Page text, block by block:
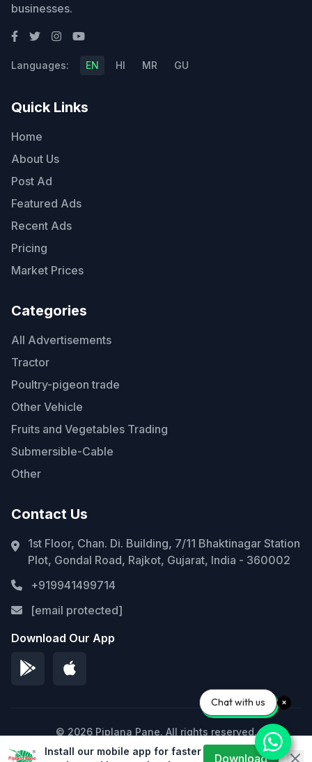
businesses.
Languages: EN HI MR GU
Quick Links
Home
About Us
Post Ad
Featured Ads
Recent Ads
Pricing
Market Prices
Categories
All Advertisements
Tractor
Poultry-pigeon trade
Other Vehicle
Fruits and Vegetables Trading
Submersible-Cable
Other
Contact Us
1st Floor, Chan. Di. Building, 7/11 Bhaktinagar Station
Plot, Gondal Road, Rajkot, Gujarat, India - 360002
+919941499714
[email protected]
Download Our App
© 2026 Piplana Pane. All rights reserved.
Privacy Policy Terms of Service Sitemap
Install our mobile app for faster
Download
Chat with us